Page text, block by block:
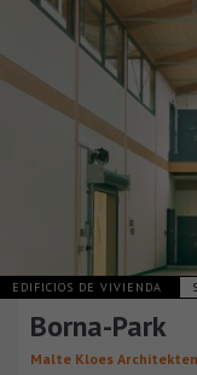
EDIFICIOS DE VIVIENDA
Borna-Park
Malte Kloes Architekten